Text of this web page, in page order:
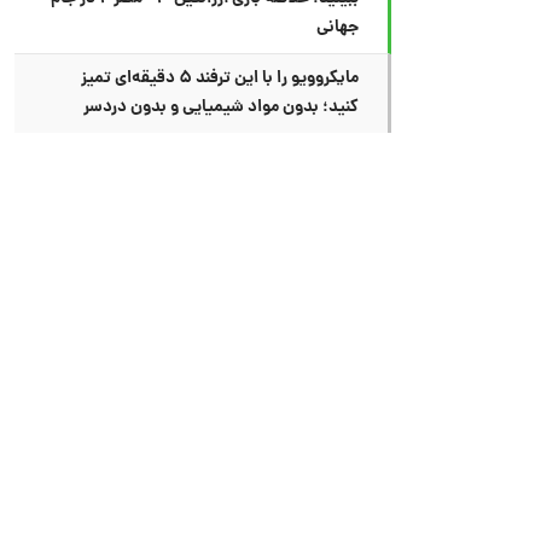
جهانی
مایکروویو را با این ترفند ۵ دقیقه‌ای تمیز
کنید؛ بدون مواد شیمیایی و بدون دردسر